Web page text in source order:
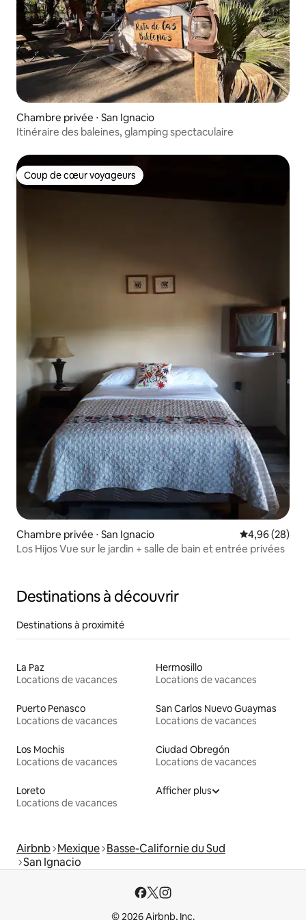
Chambre privée ⋅ San Ignacio
Itinéraire des baleines, glamping spectaculaire
Coup de cœur voyageurs
Coup de cœur voyageurs
Chambre privée ⋅ San Ignacio Évaluation
4,96 (28)
Los Hijos Vue sur le jardin + salle de bain et entrée privées
Destinations à découvrir
Destinations à proximité
La Paz
Locations de vacances
Hermosillo
Locations de vacances
Puerto Penasco
Locations de vacances
San Carlos Nuevo Guaymas
Locations de vacances
Los Mochis
Locations de vacances
Ciudad Obregón
Locations de vacances
Loreto
Locations de vacances
Afficher plus
Airbnb Mexique Basse-Californie du Sud
San Ignacio
© 2026 Airbnb, Inc.